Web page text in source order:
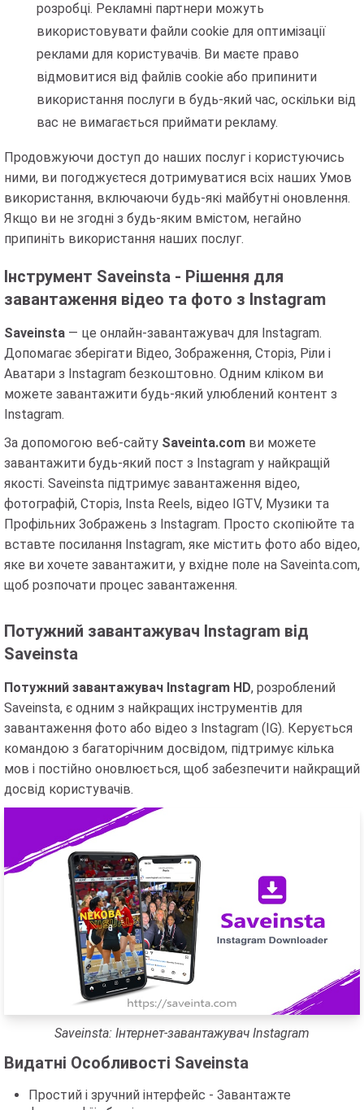
розробці. Рекламні партнери можуть
використовувати файли cookie для оптимізації
реклами для користувачів. Ви маєте право
відмовитися від файлів cookie або припинити
використання послуги в будь-який час, оскільки від
вас не вимагається приймати рекламу.
Продовжуючи доступ до наших послуг і користуючись
ними, ви погоджуєтеся дотримуватися всіх наших Умов
використання, включаючи будь-які майбутні оновлення.
Якщо ви не згодні з будь-яким вмістом, негайно
припиніть використання наших послуг.
Інструмент Saveinsta - Рішення для
завантаження відео та фото з Instagram
Saveinsta — це онлайн-завантажувач для Instagram.
Допомагає зберігати Відео, Зображення, Сторіз, Ріли і
Аватари з Instagram безкоштовно. Одним кліком ви
можете завантажити будь-який улюблений контент з
Instagram.
За допомогою веб-сайту Saveinta.com ви можете
завантажити будь-який пост з Instagram у найкращій
якості. Saveinsta підтримує завантаження відео,
фотографій, Сторіз, Insta Reels, відео IGTV, Музики та
Профільних Зображень з Instagram. Просто скопіюйте та
вставте посилання Instagram, яке містить фото або відео,
яке ви хочете завантажити, у вхідне поле на Saveinta.com,
щоб розпочати процес завантаження.
Потужний завантажувач Instagram від
Saveinsta
Потужний завантажувач Instagram HD, розроблений
Saveinsta, є одним з найкращих інструментів для
завантаження фото або відео з Instagram (IG). Керується
командою з багаторічним досвідом, підтримує кілька
мов і постійно оновлюється, щоб забезпечити найкращий
досвід користувачів.
Saveinsta: Інтернет-завантажувач Instagram
Видатні Особливості Saveinsta
Простий і зручний інтерфейс - Завантажте